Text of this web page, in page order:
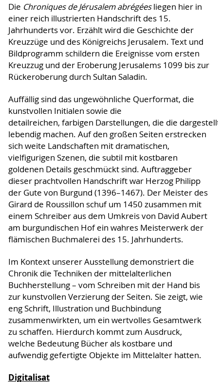
Die Chroniques de Jérusalem abrégéesliegen hier in
einer reich illustrierten Handschrift des 15.
Jahrhunderts vor. Erzählt wird die Geschichte der
Kreuzzüge und des Königreichs Jerusalem. Text und
Bildprogramm schildern die Ereignisse vom ersten
Kreuzzug und der Eroberung Jerusalems 1099 bis zur
Rückeroberung durch Sultan Saladin.
Auffällig sind das ungewöhnliche Querformat, die
kunstvollen Initialen sowie die
detailreichen, farbigen Darstellungen, die die
lebendig machen. Auf den großen Seiten erstrecken
sich weite Landschaften mit dramatischen,
vielfigurigen Szenen, die subtil mit kostbaren
goldenen Details geschmückt sind. Auftraggeber
dieser prachtvollen Handschrift war Herzog Philipp
der Gute von Burgund (1396–1467). Der Meister des
Girard de Roussillon schuf um 1450 zusammen mit
einem Schreiber aus dem Umkreis von David Aubert
am burgundischen Hof ein wahres Meisterwerk der
flämischen Buchmalerei des 15. Jahrhunderts.
Im Kontext unserer Ausstellung demonstriert die
Chronik die Techniken der mittelalterlichen
Buchherstellung – vom Schreiben mit der Hand bis
zur kunstvollen Verzierung der Seiten. Sie zeigt, wie
eng Schrift, Illustration und Buchbindung
zusammenwirkten, um ein wertvolles Gesamtwerk
zu schaffen. Hierdurch kommt zum Ausdruck,
welche Bedeutung Bücher als kostbare und
aufwendig gefertigte Objekte im Mittelalter hatten.
Digitalisat